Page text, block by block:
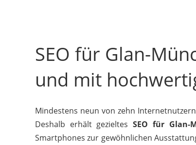
SEO für Glan-
und mit
Mindestens neun von zehn
Deshalb erhält gezieltesSEO für Glan-
Smartphones zur gewöhnlichen